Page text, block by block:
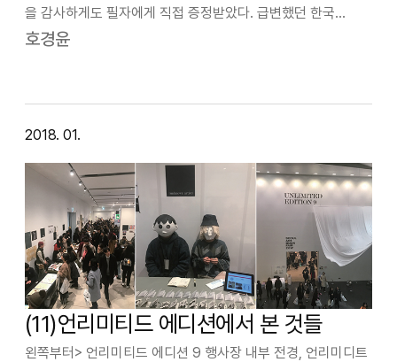
을 감사하게도 필자에게 직접 증정받았다. 급변했던 한국
동시대 미술의 흐름을 연구 정리하는 작업이 필요한 시기에, 한
호경윤
2018. 01.
(11)언리미티드 에디션에서 본 것들
왼쪽부터> 언리미티드 에디션 9 행사장 내부 전경, 언리미디트